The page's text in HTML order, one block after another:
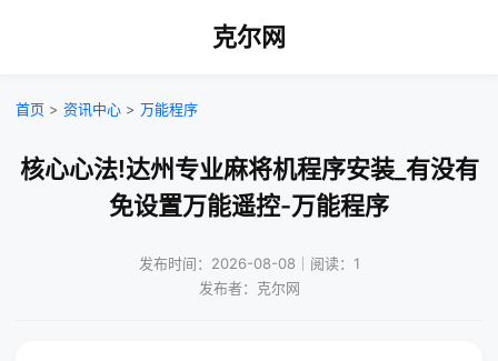
克尔网
首页 > 资讯中心 > 万能程序
核心心法!达州专业麻将机程序安装_有没有
免设置万能遥控-万能程序
发布时间：2026-08-08｜阅读：1
发布者：克尔网